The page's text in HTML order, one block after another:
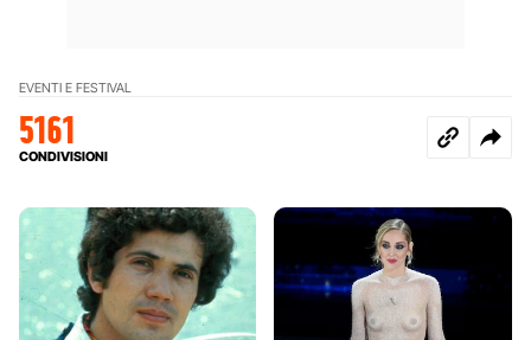
EVENTI E FESTIVAL
5161
CONDIVISIONI